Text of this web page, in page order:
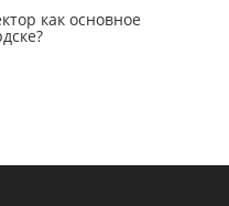
как основное